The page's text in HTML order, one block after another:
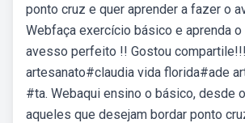
ponto cruz e quer aprender a fazer o
Webfaça exercício básico e aprenda
avesso perfeito !! Gostou
artesanato#claudia vida florida#ade
#ta. Webaqui ensino o básico, desde
aqueles que desejam bordar ponto